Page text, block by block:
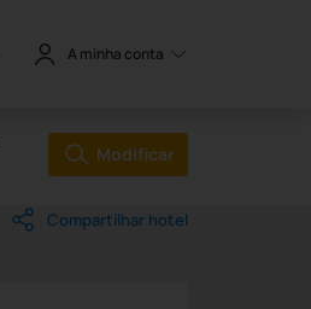
A minha conta
Modificar
Compartilhar hotel